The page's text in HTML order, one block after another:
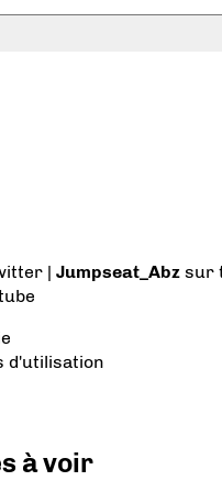
| Jumpseat_Abz sur
d'utilisation
à voir